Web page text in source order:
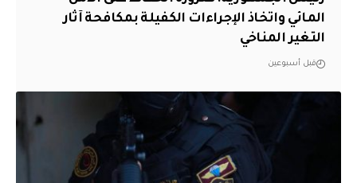
المائي واتخاذ الإجراءات الكفيلة بمكافحة آثار
التغير المناخي
قبل أسبوعين